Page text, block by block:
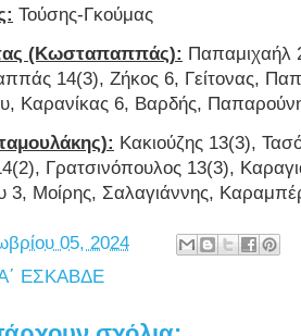
Τούσης-Γκούμας
(Κωσταπαππάς): Παπαμιχαήλ
14(3), Ζήκος 6, Γείτονας,
Καρανίκας 6, Βαρδής,
Κακιούζης 13(3),
Γρατσινόπουλος 13(3),
3, Μοίρης, Σαλαγιάννης,
05, 2024
ΕΣΚΑΒΔΕ